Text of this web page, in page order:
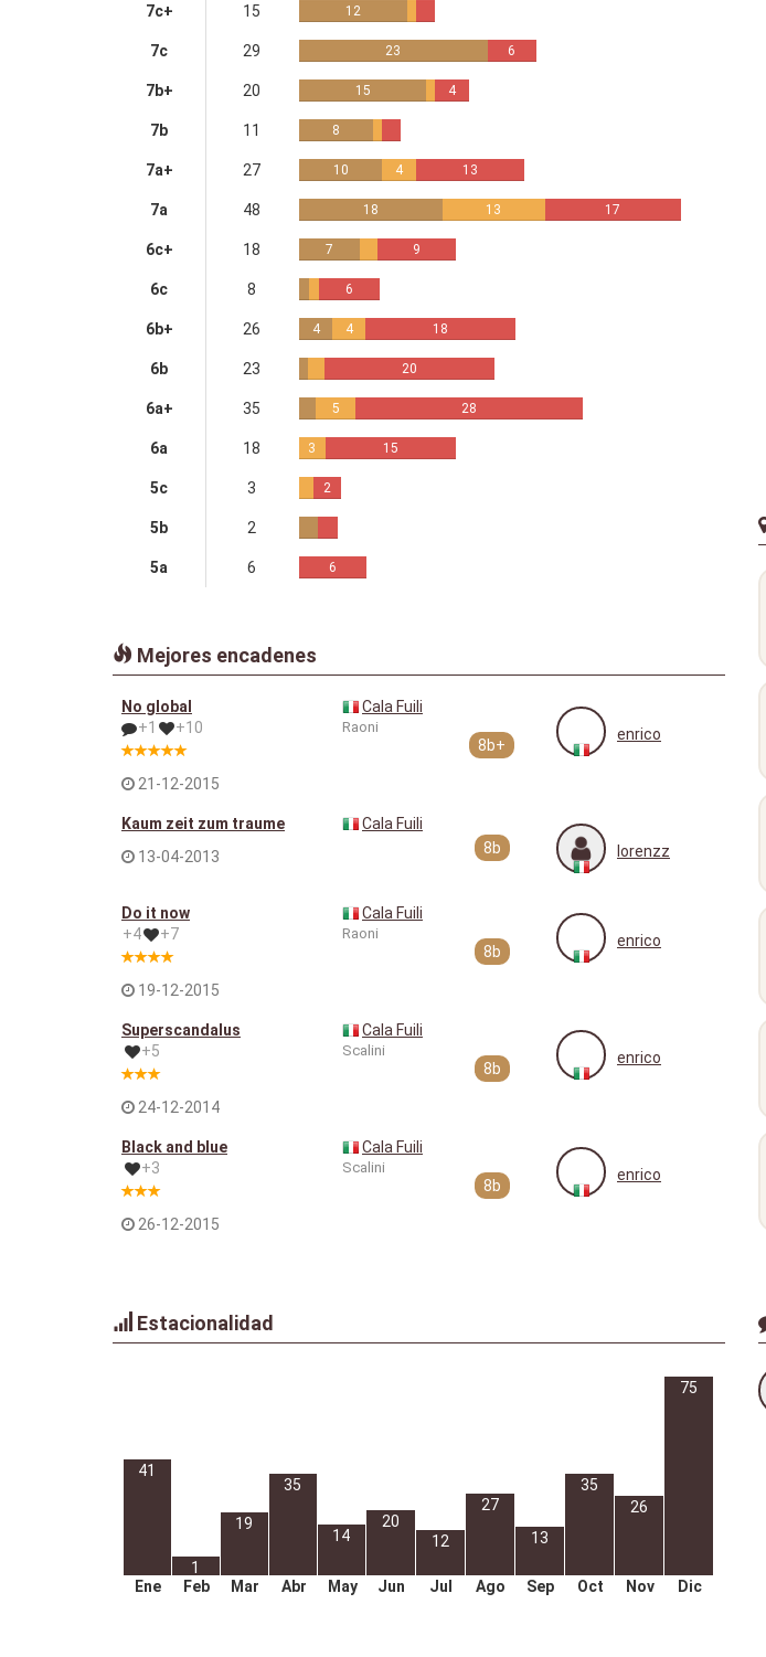
7c+ 15 12
7c 29 23 6
7b+ 20 15 4
7b 11 8
7a+ 27 10 4 13
7a 48 18 13 17
6c+ 18 7 9
6c 8 6
6b+ 26 4 4 18
6b 23 20
6a+ 35 5 28
6a 18 3 15
5c 3 2
5b 2
5a 6 6
Mejores encadenes
No global
+1
+10
21-12-2015
Cala Fuili
Raoni
8b+
enrico
Kaum zeit zum traume
13-04-2013
Cala Fuili
8b
lorenzz
Do it now
+4
+7
19-12-2015
Cala Fuili
Raoni
8b
enrico
Superscandalus
+5
24-12-2014
Cala Fuili
Scalini
8b
enrico
Black and blue
+3
26-12-2015
Cala Fuili
Scalini
8b
enrico
Estacionalidad
41
1
19
35
14
20
12
27
13
35
26
75
Ene Feb Mar Abr May Jun Jul Ago Sep Oct Nov Dic